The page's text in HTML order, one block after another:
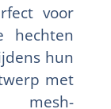
voor
hechten
hun
met
mesh-